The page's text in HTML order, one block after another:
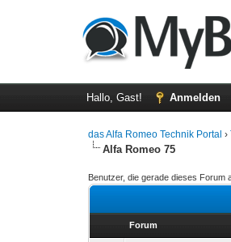
Hallo, Gast! Anmelden
das Alfa Romeo Technik Portal ›
Alfa Romeo 75
Benutzer, die gerade dieses Forum
Forum